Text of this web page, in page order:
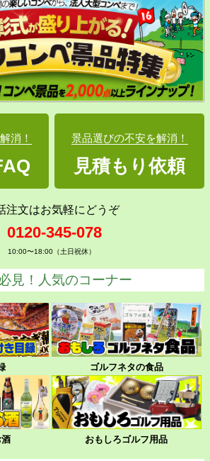
消！ 景品選びの不安を解消！
見積もり依頼
注文はお気軽にどうぞ
0120-345-078
10:00〜18:00（土日祝休）
見！人気のコーナー
ゴルフネタの食品
おもしろゴルフ用品